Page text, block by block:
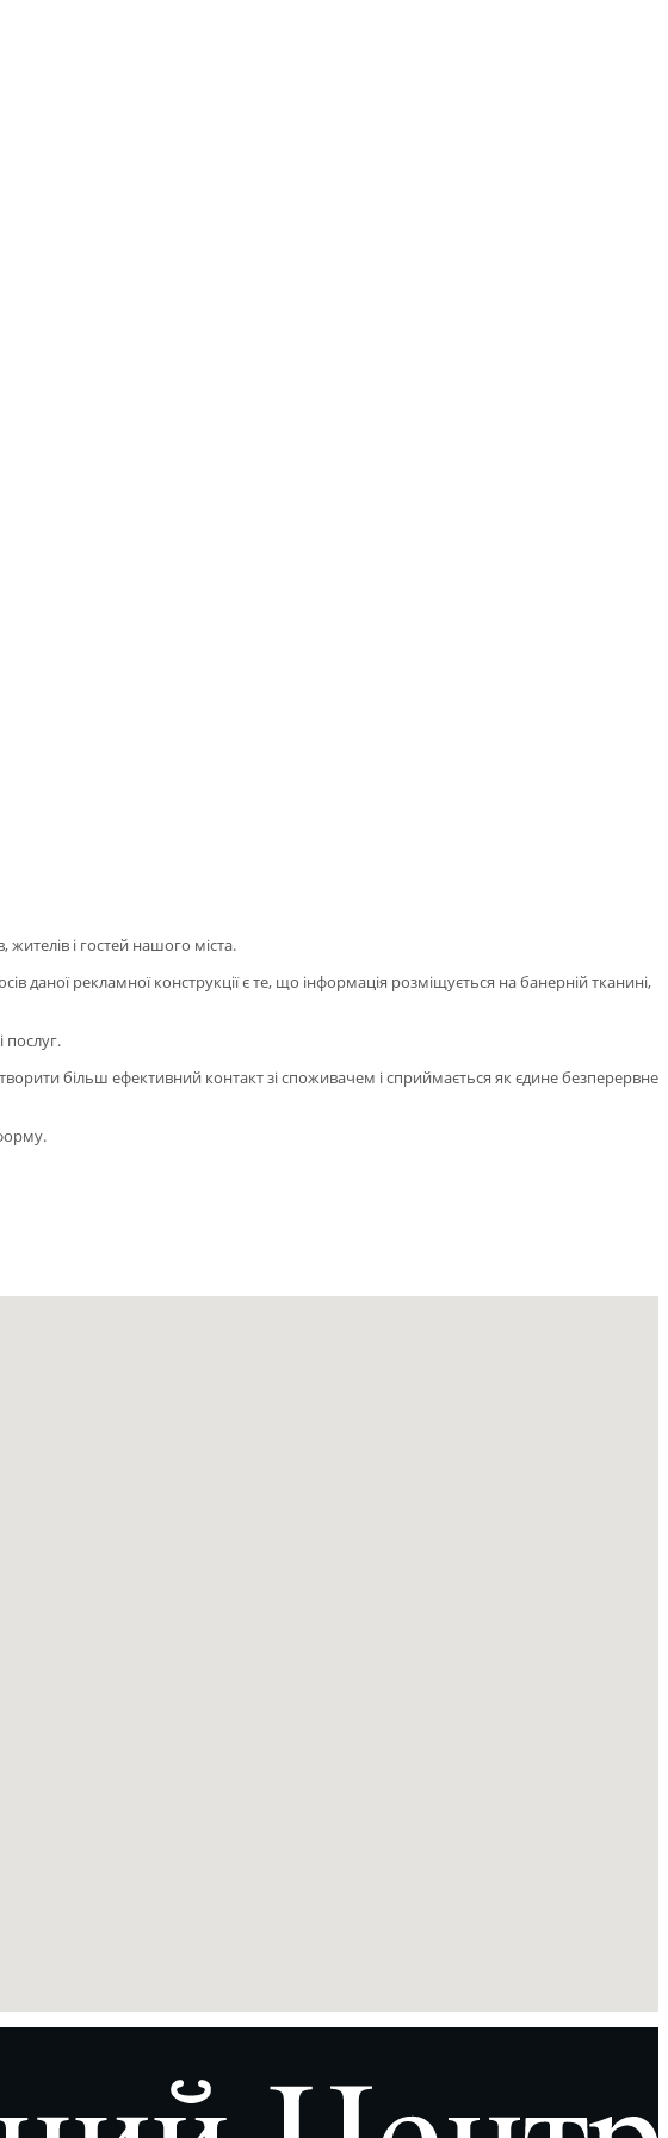
і гостей нашого міста.
рекламної конструкції є те, що інформація розміщується на банерній тканині,
послуг.
більш ефективний контакт зі споживачем і сприймається як єдине безперервне